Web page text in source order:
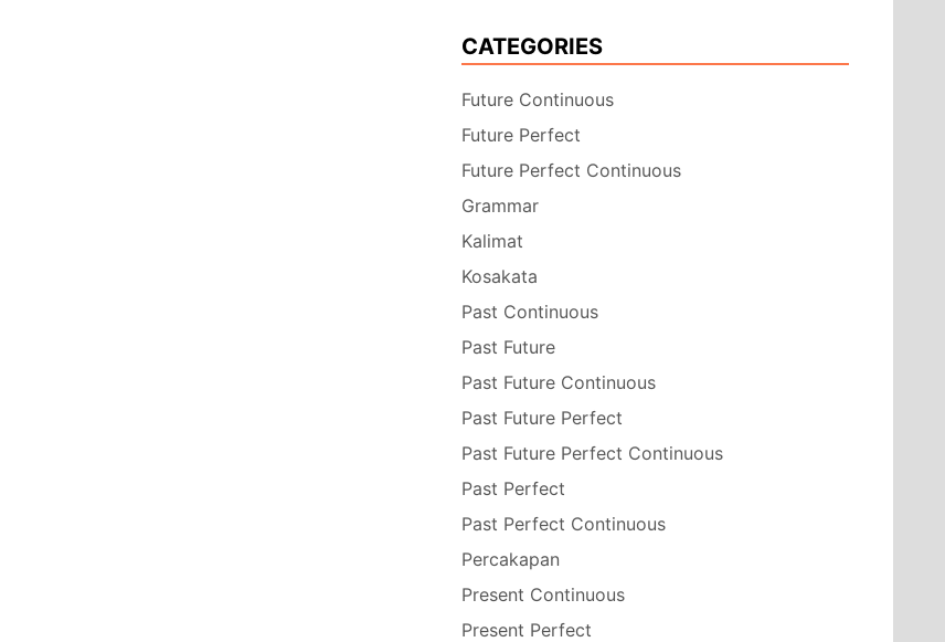
CATEGORIES
Future Continuous
Future Perfect
Future Perfect Continuous
Grammar
Kalimat
Kosakata
Past Continuous
Past Future
Past Future Continuous
Past Future Perfect
Past Future Perfect Continuous
Past Perfect
Past Perfect Continuous
Percakapan
Present Continuous
Present Perfect